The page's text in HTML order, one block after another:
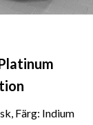
Färg: Indium